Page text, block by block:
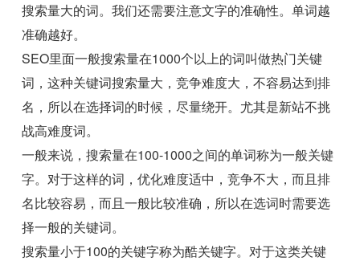
搜索量大的词。我们还需要注意文字的准确性。单词越
准确越好。
SEO里面一般搜索量在1000个以上的词叫做热门关键
词，这种关键词搜索量大，竞争难度大，不容易达到排
名，所以在选择词的时候，尽量绕开。尤其是新站不挑
战高难度词。
一般来说，搜索量在100-1000之间的单词称为一般关键
字。对于这样的词，优化难度适中，竞争不大，而且排
名比较容易，而且一般比较准确，所以在选词时需要选
择一般的关键词。
搜索量小于100的关键字称为酷关键字。对于这类关键